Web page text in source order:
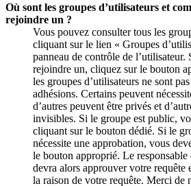
Où sont les groupes d’utilisateurs et
rejoindre un ?
Vous pouvez consulter tous les
cliquant sur le lien « Groupes
panneau de contrôle de l’utilisateur.
rejoindre un, cliquez sur le bouton
les groupes d’utilisateurs ne sont
adhésions. Certains peuvent
d’autres peuvent être privés et
invisibles. Si le groupe est public,
cliquant sur le bouton dédié. Si le
nécessite une approbation, vous
le bouton approprié. Le responsable
devra alors approuver votre requête
la raison de votre requête. Merci de